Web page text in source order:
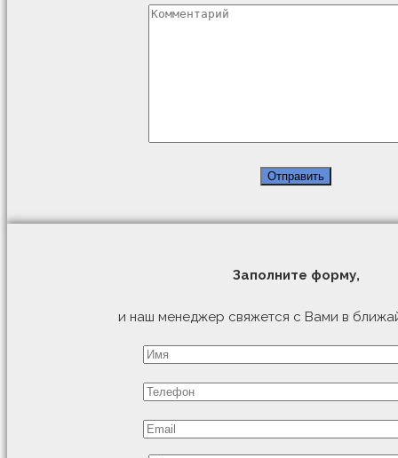
Заполните форму,
и наш менеджер свяжется с Вами в